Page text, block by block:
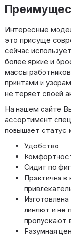
Интересные
это присуще
сейчас
более яркие и
массы
принтами и
не теряет своей
На нашем сайте
ассортимент
повышает статус
Удобство
Сидит по
Практична в
линяют и не
пропускают
Разумная